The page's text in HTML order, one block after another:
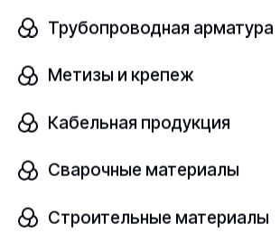
Трубопроводная арматура
Метизы и крепеж
Кабельная продукция
Сварочные материалы
Строительные материалы
В наличии
ХЧ ТУ